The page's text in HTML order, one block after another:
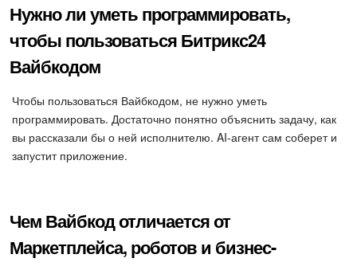
Нужно ли уметь программировать,
чтобы пользоваться Битрикс24
Вайбкодом
Чтобы пользоваться Вайбкодом, не нужно уметь
программировать. Достаточно понятно объяснить задачу, как
вы рассказали бы о ней исполнителю. AI-агент сам соберет и
запустит приложение.
Чем Вайбкод отличается от
Маркетплейса, роботов и бизнес-